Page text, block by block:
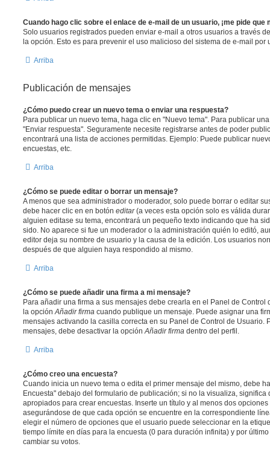
Cuando hago clic sobre el enlace de e-mail de un usuario, ¡me pide que
Solo usuarios registrados pueden enviar e-mail a otros usuarios a través
la opción. Esto es para prevenir el uso malicioso del sistema de e-mail por
Arriba
Publicación de mensajes
¿Cómo puedo crear un nuevo tema o enviar una respuesta?
Para publicar un nuevo tema, haga clic en "Nuevo tema". Para publicar
"Enviar respuesta". Seguramente necesite registrarse antes de poder
encontrará una lista de acciones permitidas. Ejemplo: Puede publicar
encuestas, etc.
Arriba
¿Cómo se puede editar o borrar un mensaje?
A menos que sea administrador o moderador, solo puede borrar o editar
debe hacer clic en en botón editar(a veces esta opción solo es válida
alguien editase su tema, encontrará un pequeño texto indicando que ha
sido. No aparece si fue un moderador o la administración quién lo editó,
editor deja su nombre de usuario y la causa de la edición. Los usuarios
después de que alguien haya respondido al mismo.
Arriba
¿Cómo se puede añadir una firma a mi mensaje?
Para añadir una firma a sus mensajes debe crearla en el Panel de Control
la opciónAñadir firma cuando publique un mensaje. Puede asignar una
mensajes activando la casilla correcta en su Panel de Control de Usuario.
mensajes, debe desactivar la opciónAñadir firma dentro del perfil.
Arriba
¿Cómo creo una encuesta?
Cuando inicia un nuevo tema o edita el primer mensaje del mismo, debe
Encuesta" debajo del formulario de publicación; si no la visualiza, significa
apropiados para crear encuestas. Inserte un título y al menos dos
asegurándose de que cada opción se encuentre en la correspondiente
elegir el número de opciones que el usuario puede seleccionar en la
tiempo límite en días para la encuesta (0 para duración infinita) y por
cambiar su votos.